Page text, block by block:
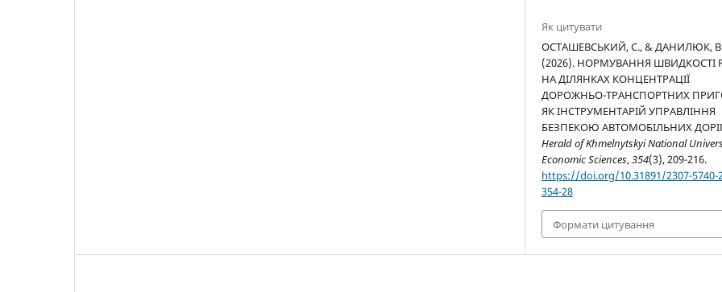
Як цитувати
ОСТАШЕВСЬКИЙ, С., & ДАНИЛЮК,
(2026). НОРМУВАННЯ ШВИДКОСТІ
НА ДІЛЯНКАХ КОНЦЕНТРАЦІЇ
ДОРОЖНЬО-ТРАНСПОРТНИХ
ЯК ІНСТРУМЕНТАРІЙ УПРАВЛІННЯ
БЕЗПЕКОЮ АВТОМОБІЛЬНИХ
Herald of Khmelnytskyi National
Economic Sciences,354(3), 209-216.
https://doi.org/10.31891/2307-5740-
354-28
Формати цитування